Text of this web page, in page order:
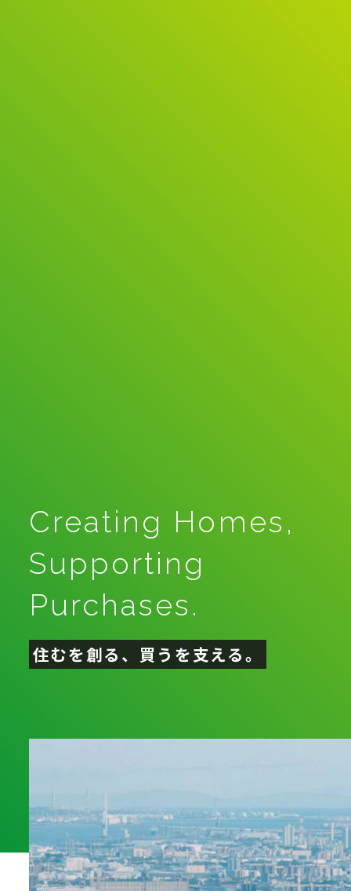
Creating Homes,
Supporting
Purchases.
住むを創る、買うを支える。